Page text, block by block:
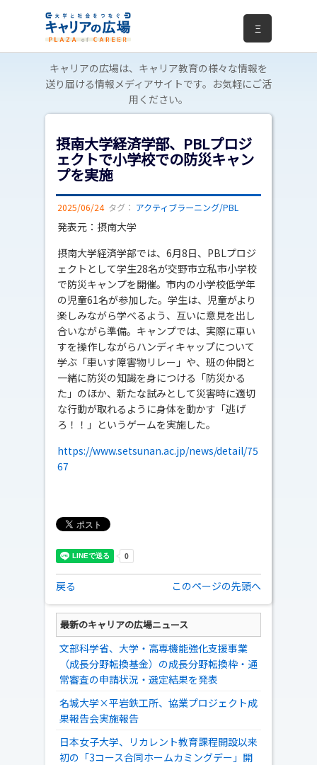
Ξ
キャリアの広場は、キャリア教育の様々な情報を
送り届ける情報メディアサイトです。お気軽にご活
用ください。
摂南大学経済学部、PBLプロジ
ェクトで小学校での防災キャン
プを実施
2025/06/24 タグ： アクティブラーニング/PBL
発表元：摂南大学
摂南大学経済学部では、6月8日、PBLプロジ
ェクトとして学生28名が交野市立私市小学校
で防災キャンプを開催。市内の小学校低学年
の児童61名が参加した。学生は、児童がより
楽しみながら学べるよう、互いに意見を出し
合いながら準備。キャンプでは、実際に車い
すを操作しながらハンディキャップについて
学ぶ「車いす障害物リレー」や、班の仲間と
一緒に防災の知識を身につける「防災かる
た」のほか、新たな試みとして災害時に適切
な行動が取れるように身体を動かす「逃げ
ろ！！」というゲームを実施した。
https://www.setsunan.ac.jp/news/detail/75
67
戻る このページの先頭へ
最新のキャリアの広場ニュース
文部科学省、大学・高専機能強化支援事業
（成長分野転換基金）の成長分野転換枠・通
常審査の申請状況・選定結果を発表
名城大学×平岩鉄工所、協業プロジェクト成
果報告会実施報告
日本女子大学、リカレント教育課程開設以来
初の「3コース合同ホームカミングデー」開